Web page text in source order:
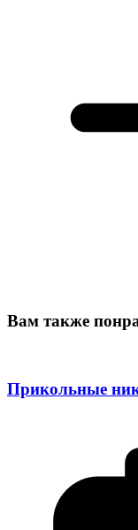
Вам также
Прикольные